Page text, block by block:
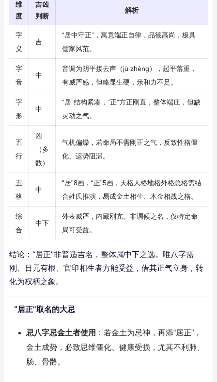
维
度
吉凶
判断
解析
字
义
吉
“居中守正”，寓意端正自律，品德高尚，极具
儒家风范。
字
音
中
音调为阴平接去声（jū zhèng），起平落重，
有威严感，但略显生硬，亲和力不足。
字
形
中
“居”结构紧凑，“正”方正刚直，整体端庄，但缺
灵动之气。
五
行
凶
（多
数）
气机偏燥，若命局不需刚正之气，反致性格僵
化、运势阻滞。
五
格
中
“居”8画，“正”5画，天格人格地格外格总格需结
合姓氏推演，易成金土相生、木金相战之格。
综
合
中下
外表威严，内藏刚亢。非调候之名，仅特定命
局可受益。
结论：“居正”非普适吉名，整体属中下之选。唯八字需
刚、日元有根、官印相生者方能受益，借其正气立身，转
化为权柄之象。
“居正”取名的大忌
忌八字忌金土者使用 ：若金土为忌神，再添“居正”，
金土成势，必致思维僵化、健康受损，尤其不利肺、
肠、骨骼。